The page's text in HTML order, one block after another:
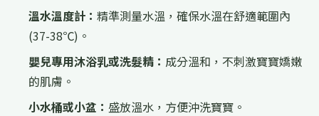
溫水溫度計： 精準測量水溫，確保水溫在舒適範圍內
(37-38℃)。
嬰兒專用沐浴乳或洗髮精： 成分溫和，不刺激寶寶嬌嫩
的肌膚。
小水桶或小盆： 盛放溫水，方便沖洗寶寶。